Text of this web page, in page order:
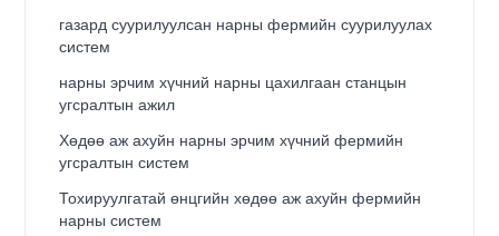
газард суурилуулсан нарны фермийн суурилуулах
систем
нарны эрчим хүчний нарны цахилгаан станцын
угсралтын ажил
Хөдөө аж ахуйн нарны эрчим хүчний фермийн
угсралтын систем
Тохируулгатай өнцгийн хөдөө аж ахуйн фермийн
нарны систем